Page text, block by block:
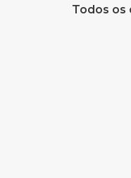
Todos os